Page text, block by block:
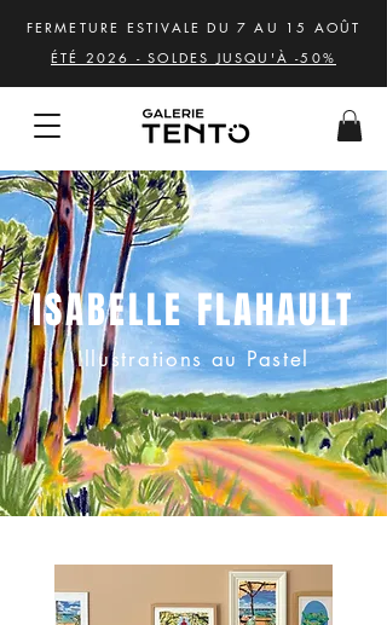
FERMETURE ESTIVALE DU 7 AU 15 AOÛT
ÉTÉ 2026 - SOLDES JUSQU'À -50%
ISABELLE FLAHAULT
Illustrations au Pastel